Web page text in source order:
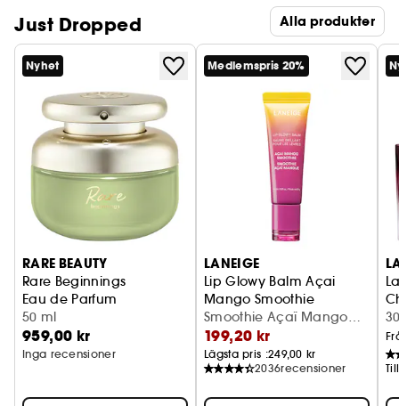
Just Dropped Alla produkter
Nyhet
RARE BEAUTY
Rare Beginnings
Eau de Parfum
50 ml
959,00 kr
Inga recensioner
Medlemspris 20%
LANEIGE
Lip Glowy Balm Açai
Mango Smoothie
Glansigt läppbalsam
Smoothie Açaï Mango
(10 g)
199,20 kr
Lägsta pris :249,00 kr
2036recensioner